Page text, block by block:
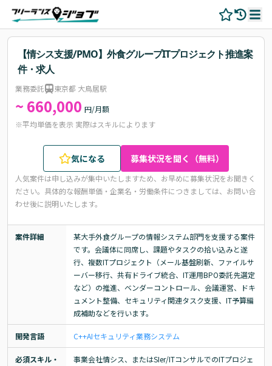
【情シス支援/PMO】外食グループITプロジェクト推進案
件・求人
業務委託 東京都 大鳥居駅
~ 660,000 円/月額
※平均単価を表示 実際はスキルによります
気になる 募集状況を聞く（無料）
人気案件は申し込みが集中いたしますため、お早めに募集状況をお聞きく
ださい。 具体的な報酬単価・企業名・労働条件につきましては、お問い合
わせ後に説明いたします。
案件詳細
某大手外食グループの情報システム部門を支援する案件
です。会議体に同席し、課題やタスクの拾い込みと遂
行、複数ITプロジェクト（メール基盤刷新、ファイルサ
ーバー移行、共有ドライブ統合、IT運用BPO委託先選定
など）の推進、ベンダーコントロール、会議運営、ドキ
ュメント整備、セキュリティ関連タスク支援、IT予算編
成補助などを行います。
開発言語 C++AIセキュリティ業務システム
必須スキル・
事業会社情シス、またはSIer/ITコンサルでのITプロジェ